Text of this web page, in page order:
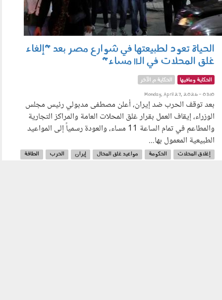
الحياة تعود لطبيعتها في شوارع مصر بعد "إلغاء
غلق المحلات في الـ11 مساء"
الحكاية ومافيها الحكاية م الآخر
Monday, April 27, 2026 - 03:10
بعد توقف الحرب ضد إيران، أعلن مصطفى مدبولي رئيس مجلس
الوزراء، إيقاف العمل بقرار غلق المحلات العامة والمراكز التجارية
والمطاعم في تمام الساعة 11 مساء، والعودة رسمياً إلى المواعيد
الطبيعية المعمول بها...
إغلاق المحلات الحكومة مواعيد غلق المحال إيران الحرب الطاقة